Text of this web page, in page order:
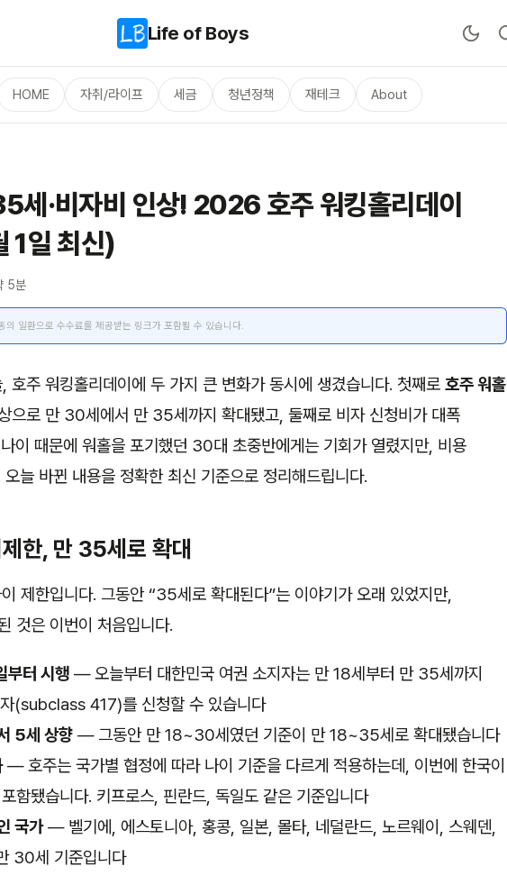
Life of Boys
HOME 자취/라이프 세금 청년정책 재테크 About
세·비자비 인상! 2026 호주 워킹홀리데이
1일 최신)
5분
일환으로 수수료를 제공받는 링크가 포함될 수 있습니다.
주 워킹홀리데이에 두 가지 큰 변화가 동시에 생겼습니다. 첫째로 호주 워홀
으로 만 30세에서 만 35세까지 확대됐고, 둘째로 비자 신청비가 대폭
이 때문에 워홀을 포기했던 30대 초중반에게는 기회가 열렸지만, 비용
늘 바뀐 내용을 정확한 최신 기준으로 정리해드립니다.
한, 만 35세로 확대
제한입니다. 그동안 “35세로 확대된다”는 이야기가 오래 있었지만,
것은 이번이 처음입니다.
터 시행 — 오늘부터 대한민국 여권 소지자는 만 18세부터 만 35세까지
(subclass 417)를 신청할 수 있습니다
5세 상향 — 그동안 만 18~30세였던 기준이 만 18~35세로 확대됐습니다
— 호주는 국가별 협정에 따라 나이 기준을 다르게 적용하는데, 이번에 한국이
함됐습니다. 키프로스, 핀란드, 독일도 같은 기준입니다
국가— 벨기에, 에스토니아, 홍콩, 일본, 몰타, 네덜란드, 노르웨이, 스웨덴,
30세 기준입니다